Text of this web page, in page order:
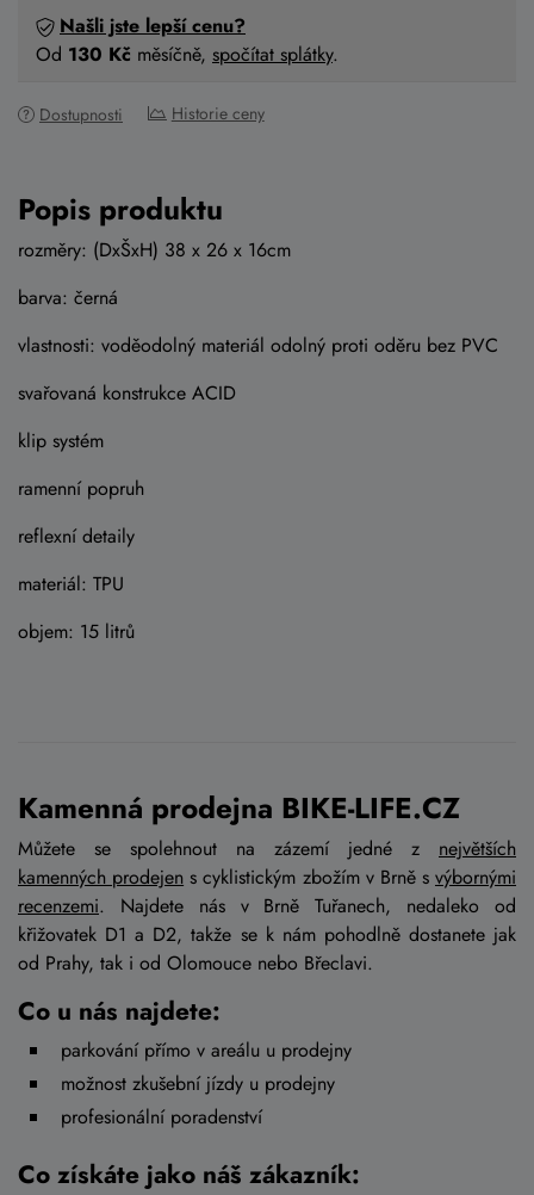
Našli jste lepší cenu?
Od 130 Kč měsíčně, spočítat splátky.
Dostupnosti Historie ceny
Popis produktu
rozměry: (DxŠxH) 38 x 26 x 16cm
barva: černá
vlastnosti: voděodolný materiál odolný proti oděru bez PVC
svařovaná konstrukce ACID
klip systém
ramenní popruh
reflexní detaily
materiál: TPU
objem: 15 litrů
Kamenná prodejna BIKE-LIFE.CZ
Můžete se spolehnout na zázemí jedné z největších
kamenných prodejen s cyklistickým zbožím v Brně s výbornými
recenzemi. Najdete nás v Brně Tuřanech, nedaleko od
křižovatek D1 a D2, takže se k nám pohodlně dostanete jak
od Prahy, tak i od Olomouce nebo Břeclavi.
Co u nás najdete:
parkování přímo v areálu u prodejny
možnost zkušební jízdy u prodejny
profesionální poradenství
Co získáte jako náš zákazník: